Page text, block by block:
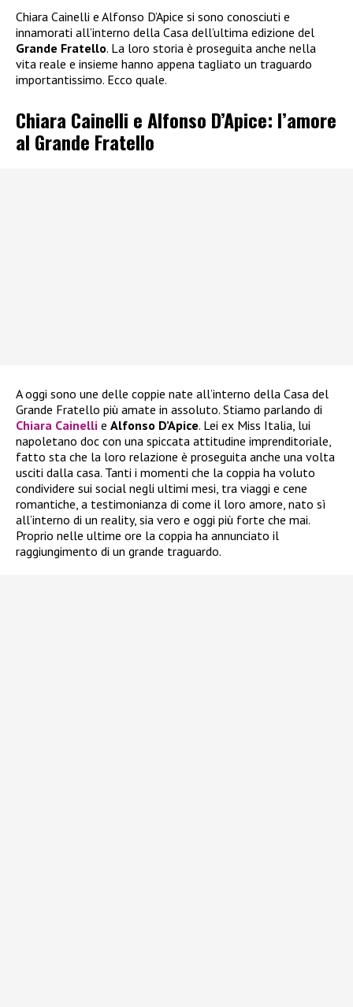
Chiara Cainelli e Alfonso D’Apice si sono conosciuti e
innamorati all’interno della Casa dell’ultima edizione del
Grande Fratello. La loro storia è proseguita anche nella
vita reale e insieme hanno appena tagliato un traguardo
importantissimo. Ecco quale.
Chiara Cainelli e Alfonso D’Apice: l’amore
al Grande Fratello
A oggi sono une delle coppie nate all’interno della Casa del
Grande Fratello più amate in assoluto. Stiamo parlando di
Chiara Cainelli e Alfonso D’Apice. Lei ex Miss Italia, lui
napoletano doc con una spiccata attitudine imprenditoriale,
fatto sta che la loro relazione è proseguita anche una volta
usciti dalla casa. Tanti i momenti che la coppia ha voluto
condividere sui social negli ultimi mesi, tra viaggi e cene
romantiche, a testimonianza di come il loro amore, nato sì
all’interno di un reality, sia vero e oggi più forte che mai.
Proprio nelle ultime ore la coppia ha annunciato il
raggiungimento di un grande traguardo.